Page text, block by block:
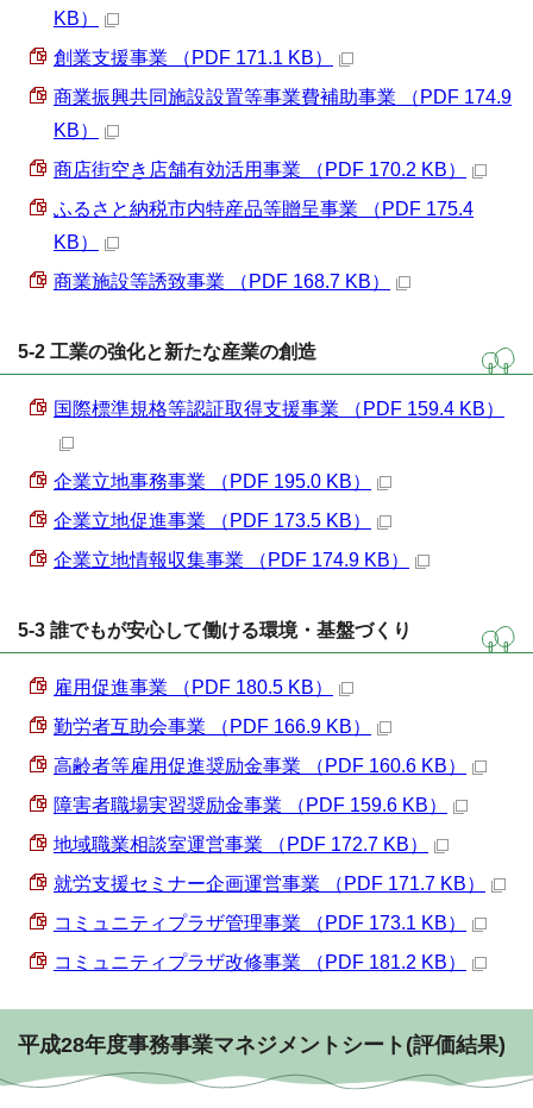
KB）
創業支援事業 （PDF 171.1 KB）
商業振興共同施設設置等事業費補助事業 （PDF 174.9
KB）
商店街空き店舗有効活用事業 （PDF 170.2 KB）
ふるさと納税市内特産品等贈呈事業 （PDF 175.4
KB）
商業施設等誘致事業 （PDF 168.7 KB）
5-2 工業の強化と新たな産業の創造
国際標準規格等認証取得支援事業 （PDF 159.4 KB）
企業立地事務事業 （PDF 195.0 KB）
企業立地促進事業 （PDF 173.5 KB）
企業立地情報収集事業 （PDF 174.9 KB）
5-3 誰でもが安心して働ける環境・基盤づくり
雇用促進事業 （PDF 180.5 KB）
勤労者互助会事業 （PDF 166.9 KB）
高齢者等雇用促進奨励金事業 （PDF 160.6 KB）
障害者職場実習奨励金事業 （PDF 159.6 KB）
地域職業相談室運営事業 （PDF 172.7 KB）
就労支援セミナー企画運営事業 （PDF 171.7 KB）
コミュニティプラザ管理事業 （PDF 173.1 KB）
コミュニティプラザ改修事業 （PDF 181.2 KB）
平成28年度事務事業マネジメントシート(評価結果)